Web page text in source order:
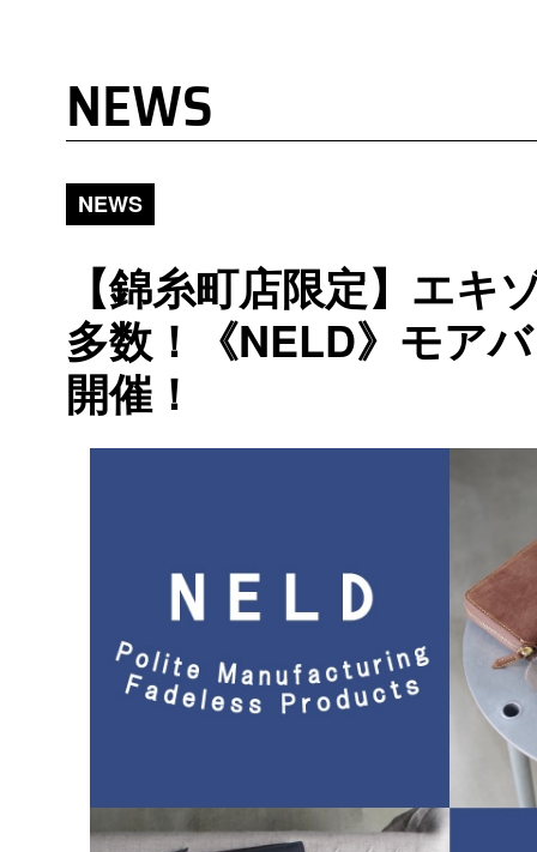
NEWS
NEWS
【錦糸町店限定】エキ
多数！《NELD》モア
開催！